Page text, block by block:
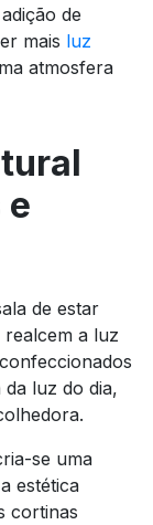
de
mais luz
atmosfera
e
de estar
a luz
da luz do dia,
se uma
estética
cortinas